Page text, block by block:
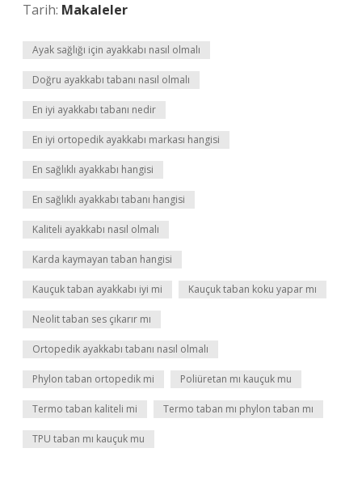
Tarih: Makaleler
Ayak sağlığı için ayakkabı nasıl olmalı
Doğru ayakkabı tabanı nasıl olmalı
En iyi ayakkabı tabanı nedir
En iyi ortopedik ayakkabı markası hangisi
En sağlıklı ayakkabı hangisi
En sağlıklı ayakkabı tabanı hangisi
Kaliteli ayakkabı nasıl olmalı
Karda kaymayan taban hangisi
Kauçuk taban ayakkabı iyi mi Kauçuk taban koku yapar mı
Neolit taban ses çıkarır mı
Ortopedik ayakkabı tabanı nasıl olmalı
Phylon taban ortopedik mi Poliüretan mı kauçuk mu
Termo taban kaliteli mi Termo taban mı phylon taban mı
TPU taban mı kauçuk mu